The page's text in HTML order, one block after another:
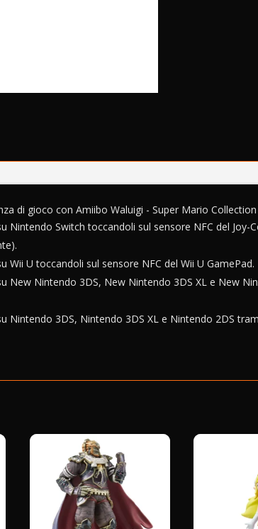
di gioco con Amiibo Waluigi - Super Mario Collection
Nintendo Switch toccandoli sul sensore NFC del
Wii U toccandoli sul sensore NFC del Wii U GamePad.
New Nintendo 3DS, New Nintendo 3DS XL e New
Nintendo 3DS, Nintendo 3DS XL e Nintendo 2DS